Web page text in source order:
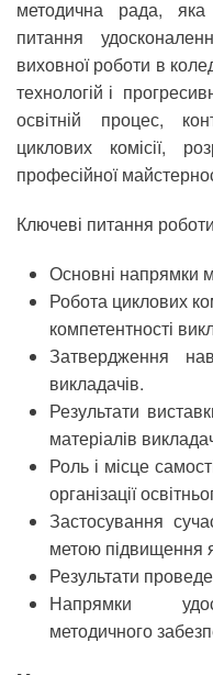
методична рада, яка
питання
виховної роботи в
технологій і
освітній процес,
циклових комісії,
професійної
Ключеві питання
Основні напрямки
Робота циклових
компетентності
Затвердження
викладачів.
Результати
матеріалів
Роль і місце
організації
Застосування
метою підвищення
Результати
Напрямки
методичного